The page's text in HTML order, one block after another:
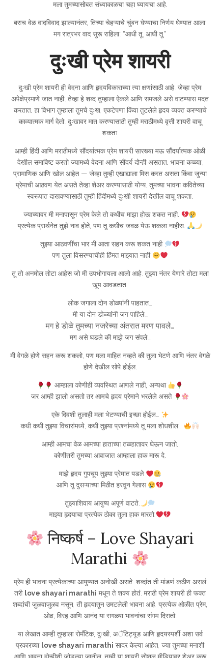
मला तुमच्यासोबत संध्याकाळचा चहा घ्यायचा आहे.
बराच वेळ वादविवाद झाल्यानंतर, तिच्या चेहऱ्याचे चुंबन घेण्याचा निर्णय घेण्यात आला.
मग रात्रभर वाद सुरू राहिला: “आधी तू, आधी तू.”
दुःखी प्रेम शायरी
दुःखी प्रेम शायरी ही वेदना आणि हृदयविकाराच्या त्या क्षणांसाठी आहे. जेव्हा प्रेम
अपेक्षेप्रमाणे जात नाही, तेव्हा हे शब्द तुम्हाला ऐकले आणि समजले असे वाटण्यास मदत
करतात. हा विभाग तुम्हाला तुमचे दुःख, एकटेपणा किंवा तुटलेले हृदय व्यक्त करण्याचे
काव्यात्मक मार्ग देतो. दुःखावर मात करण्यासाठी तुम्ही मराठीमध्ये वृत्ती शायरी वाचू
शकता.
आम्ही हिंदी आणि मराठीमध्ये सौंदर्यात्मक प्रेम शायरी सारख्या मऊ सौंदर्यात्मक ओळी
देखील समाविष्ट करतो ज्यामध्ये वेदना आणि सौंदर्य दोन्ही असतात. भावना कच्च्या,
प्रामाणिक आणि खोल आहेत — जेव्हा तुम्ही एखाद्याला मिस करत असता किंवा जुन्या
प्रेमाची आठवण येत असते तेव्हा शेअर करण्यासाठी योग्य. तुमच्या भावना कवितेच्या
स्वरूपात दाखवण्यासाठी तुम्ही हिंदीमध्ये दुःखी शायरी देखील वाचू शकता.
ज्याच्यावर मी मनापासून प्रेम केले तो कधीच माझा होऊ शकत नाही.
प्रत्येक प्रार्थनेत तुझे नाव होते, पण तू कधीच जवळ येऊ शकला नाहीस.
तुझ्या आठवणींचा भार मी आता सहन करू शकत नाही
पण तुला विसरण्याचीही हिंमत माझ्यात नाही
तू तो अनमोल तोटा आहेस जो मी उपभोगायला आलो आहे. तुझ्या नंतर येणारे तोटा मला
खूप आवडतात.
लोक जगाला दोन डोळ्यांनी पाहतात…
मी या दोन डोळ्यांनी जग पाहिले…
मग हे डोळे तुमच्या नजरेच्या अंतरात मरण पावले…
मग असे घडले की माझे जग संपले…
मी वेगळे होणे सहन करू शकलो, पण मला माहित नव्हते की तुला भेटणे आणि नंतर वेगळे
होणे देखील सोपे होईल.
आम्हाला कोणीही व्यवस्थित आणले नाही, अन्यथा
जर आम्ही झालो असतो तर आमचे हृदय प्रेमाने भरलेले असते
एके दिवशी तुलाही मला भेटण्याची इच्छा होईल…
कधी कधी तुझ्या विचारांमध्ये, कधी तुझ्या प्रश्नांमध्ये तू मला शोधशील…
आम्ही आमचा वेळ आमच्या हाताच्या तळहातावर घेऊन जातो.
कोणीतरी तुमच्या आवाजात आम्हाला हाक मारू दे.
माझे हृदय गुपचूप तुझ्या प्रेमात पडले
आणि तू दुसऱ्याच्या मिठीत हरवून गेलास
तुझ्याशिवाय आयुष्य अपूर्ण वाटते.
माझ्या हृदयाचा प्रत्येक ठोका तुला हाक मारतो.
निष्कर्ष – Love Shayari
Marathi
प्रेम ही भावना प्रत्येकाच्या आयुष्यात अनोखी असते. शब्दांत ती मांडणं कठीण असलं
तरी love shayari marathi मधून ते शक्य होतं. मराठी प्रेम शायरी ही फक्त
शब्दांची जुळवाजुळव नसून, ती हृदयातून उमटलेली भावना आहे. प्रत्येक ओळीत प्रेम,
ओढ, विरह आणि आनंद या सगळ्या भावनांचा संगम दिसतो.
या लेखात आम्ही तुम्हाला रोमँटिक, दुःखी, अॅटिट्यूड आणि हृदयस्पर्शी अशा सर्व
प्रकारच्या love shayari marathi सादर केल्या आहेत, ज्या तुमच्या मनाशी